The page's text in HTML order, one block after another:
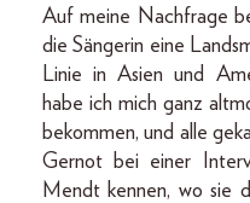
Auf meine Nachfrage
die Sängerin eine
Linie in Asien und
habe ich mich ganz
bekommen, und alle
Gernot bei einer
Mendt kennen, wo sie